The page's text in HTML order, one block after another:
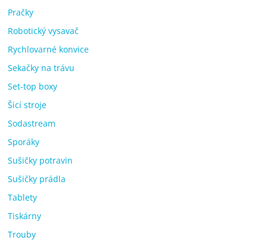
Pračky
Robotický vysavač
Rychlovarné konvice
Sekačky na trávu
Set-top boxy
Šicí stroje
Sodastream
Sporáky
Sušičky potravin
Sušičky prádla
Tablety
Tiskárny
Trouby